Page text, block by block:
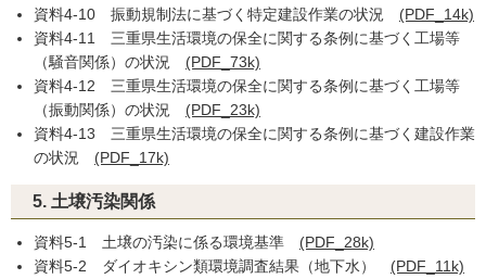
資料4-10 振動規制法に基づく特定建設作業の状況 (PDF_14k)
資料4-11 三重県生活環境の保全に関する条例に基づく工場等
（騒音関係）の状況 (PDF_73k)
資料4-12 三重県生活環境の保全に関する条例に基づく工場等
（振動関係）の状況 (PDF_23k)
資料4-13 三重県生活環境の保全に関する条例に基づく建設作業
の状況 (PDF_17k)
5. 土壌汚染関係
資料5-1 土壌の汚染に係る環境基準 (PDF_28k)
資料5-2 ダイオキシン類環境調査結果（地下水） (PDF_11k)